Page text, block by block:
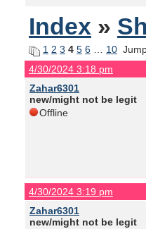
Index »
1 2 3 4 5 6 10
4/30/2024 3:18 pm
Zahar6301
new/might not be legit
Offline
4/30/2024 3:19 pm
Zahar6301
new/might not be legit